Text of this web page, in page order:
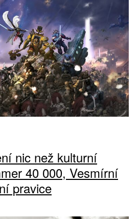
nic než kulturní
40 000, Vesmírní
pravice